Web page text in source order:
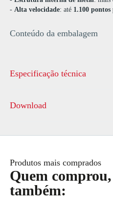
- Alta velocidade: até 1.100
Conteúdo da embalagem
Especificação técnica
Download
Produtos mais comprados
Quem
também: